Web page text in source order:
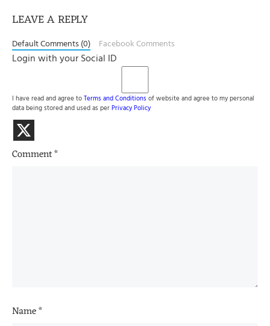
LEAVE A REPLY
Default Comments (0) Facebook Comments
Login with your Social ID
I have read and agree toTerms and Conditionsof website and agree to my personal
data being stored and used as perPrivacy Policy
Comment*
Name*